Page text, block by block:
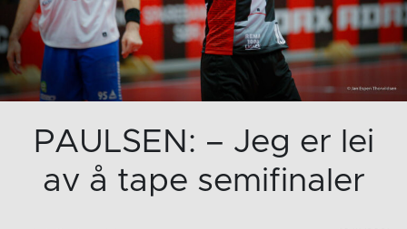
PAULSEN: – Jeg er lei
av å tape semifinaler